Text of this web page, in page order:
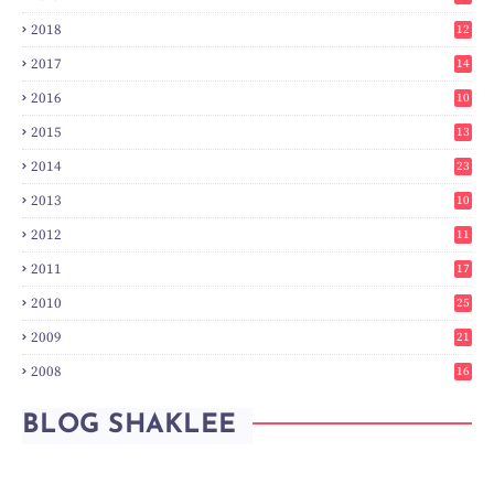
2018
12
8
2017
14
2016
10
3
2015
13
7
2014
23
2
2013
10
0
2012
11
3
2011
17
2010
25
0
2009
21
2008
16
BLOG SHAKLEE